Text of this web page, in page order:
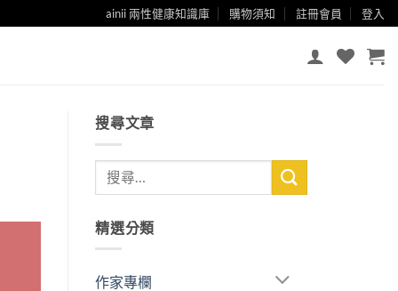
ainii 兩性健康知識庫 購物須知 註冊會員 登入
搜尋文章
精選分類
作家專欄